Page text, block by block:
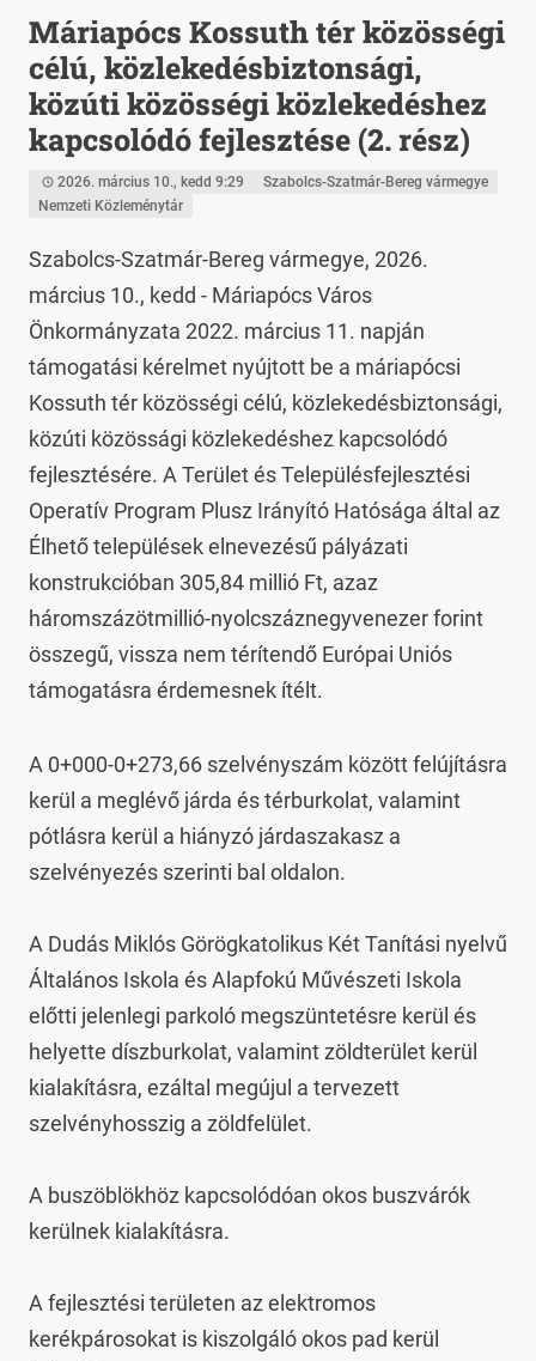
Máriapócs Kossuth tér közösségi
célú, közlekedésbiztonsági,
közúti közösségi közlekedéshez
kapcsolódó fejlesztése (2. rész)
2026. március 10., kedd 9:29
Szabolcs-Szatmár-Bereg vármegye
Nemzeti Közleménytár
Szabolcs-Szatmár-Bereg vármegye, 2026.
március 10., kedd - Máriapócs Város
Önkormányzata 2022. március 11. napján
támogatási kérelmet nyújtott be a máriapócsi
Kossuth tér közösségi célú, közlekedésbiztonsági,
közúti közössági közlekedéshez kapcsolódó
fejlesztésére. A Terület és Településfejlesztési
Operatív Program Plusz Irányító Hatósága által az
Élhető települések elnevezésű pályázati
konstrukcióban 305,84 millió Ft, azaz
háromszázötmillió-nyolcszáznegyvenezer forint
összegű, vissza nem térítendő Európai Uniós
támogatásra érdemesnek ítélt.
A 0+000-0+273,66 szelvényszám között felújításra
kerül a meglévő járda és térburkolat, valamint
pótlásra kerül a hiányzó járdaszakasz a
szelvényezés szerinti bal oldalon.
A Dudás Miklós Görögkatolikus Két Tanítási nyelvű
Általános Iskola és Alapfokú Művészeti Iskola
előtti jelenlegi parkoló megszüntetésre kerül és
helyette díszburkolat, valamint zöldterület kerül
kialakításra, ezáltal megújul a tervezett
szelvényhosszig a zöldfelület.
A buszöblökhöz kapcsolódóan okos buszvárók
kerülnek kialakításra.
A fejlesztési területen az elektromos
kerékpárosokat is kiszolgáló okos pad kerül